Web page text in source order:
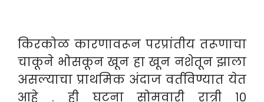
किरकोळ कारणावरून परप्रांतीय तरूणाचा
चाकूने भोसकून खून हा खून नशेतून झाला
असल्याचा प्राथमिक अंदाज वर्तविण्यात येत
आहे . ही घटना सोमवारी रात्री १०